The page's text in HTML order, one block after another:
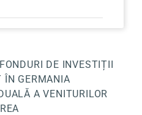
FONDURI DE INVESTIȚII
ÎN GERMANIA
A VENITURILOR